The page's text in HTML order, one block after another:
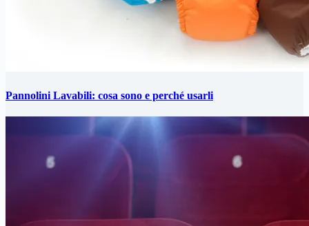
Pannolini Lavabili: cosa sono e perché usarli